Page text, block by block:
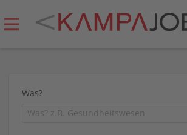
Was?